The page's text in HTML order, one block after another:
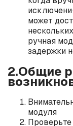
может
ручная
задержки
2.Общие
модуля
Проверьте